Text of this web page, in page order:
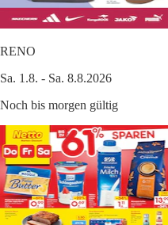
RENO
Sa. 1.8. - Sa. 8.8.2026
Noch bis morgen gültig